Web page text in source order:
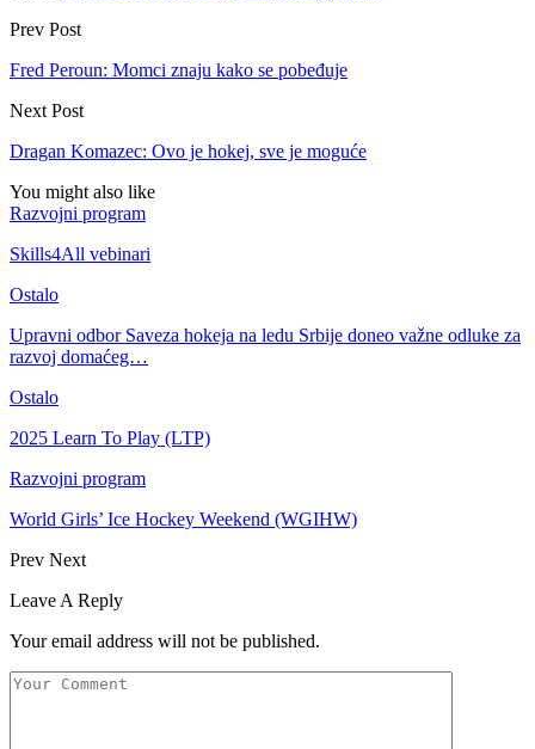
Prev Post
Fred Peroun: Momci znaju kako se pobeđuje
Next Post
Dragan Komazec: Ovo je hokej, sve je moguće
You might also like
Razvojni program
Skills4All vebinari
Ostalo
Upravni odbor Saveza hokeja na ledu Srbije doneo važne odluke za
razvoj domaćeg…
Ostalo
2025 Learn To Play (LTP)
Razvojni program
World Girls’ Ice Hockey Weekend (WGIHW)
Prev Next
Leave A Reply
Your email address will not be published.